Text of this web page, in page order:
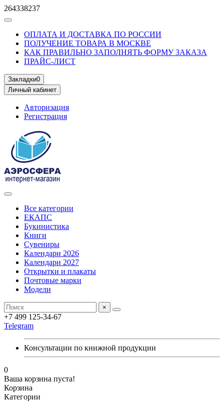
264338237
ОПЛАТА И ДОСТАВКА ПО РОССИИ
ПОЛУЧЕНИЕ ТОВАРА В МОСКВЕ
КАК ПРАВИЛЬНО ЗАПОЛНЯТЬ ФОРМУ ЗАКАЗА
ПРАЙС-ЛИСТ
Закладки0
Личный кабинет
Авторизация
Регистрация
Все категории
ЕКАПС
Букинистика
Книги
Сувениры
Календари 2026
Календари 2027
Открытки и плакаты
Почтовые марки
Модели
×
+7 499 125-34-67
Telegram
Консультации по книжной продукции
0
Ваша корзина пуста!
Корзина
Категории